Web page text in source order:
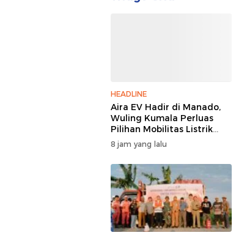
HEADLINE
Aira EV Hadir di Manado,
Wuling Kumala Perluas
Pilihan Mobilitas Listrik
untuk Masyarakat Sulawesi
Utara
8 jam yang lalu